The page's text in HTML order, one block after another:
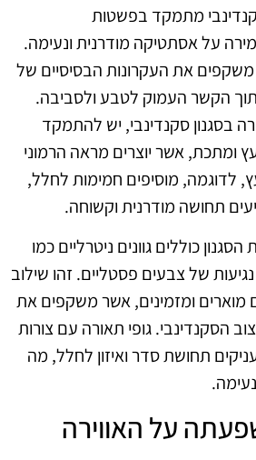
מתמקד בפשטות
על אסתטיקה מודרנית ונעימה.
משקפים את העקרונות הבסיסיים של
הקשר העמוק לטבע ולסביבה.
בסגנון סקנדינבי, יש להתמקד
ומתכת, אשר יוצרים מראה הרמוני
לדוגמה, מוסיפים חמימות לחלל,
תחושה מודרנית וקשוחה.
כוללים גוונים ניטרליים כמו
של צבעים פסטליים. זהו שילוב
ומזמינים, אשר משקפים את
הסקנדינבי. גופי תאורה עם צורות
תחושת סדר ואיזון לחלל, מה
על האווירה